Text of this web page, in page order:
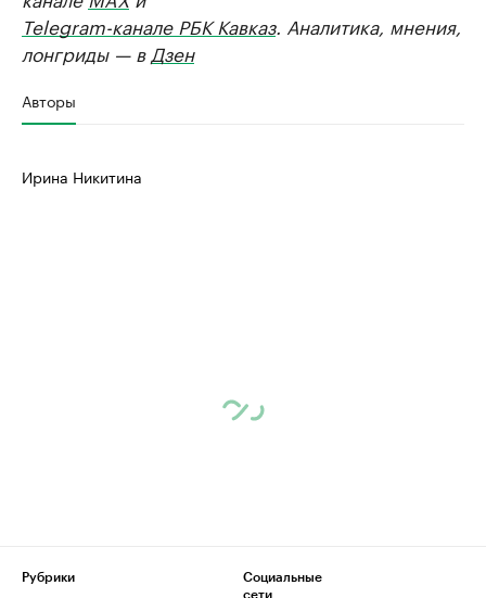
Telegram-канале РБК Кавказ. Аналитика, мнения,
лонгриды — в Дзен
Авторы
Ирина Никитина
Рубрики
Социальные
сети